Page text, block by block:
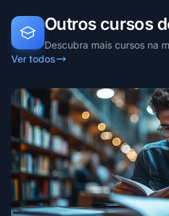
Outros cursos
Descubra mais cursos na
Ver todos